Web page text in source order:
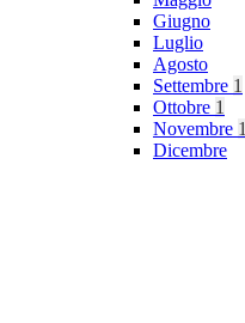
Giugno
Luglio
Agosto
Settembre 1
Ottobre 1
Novembre 1
Dicembre